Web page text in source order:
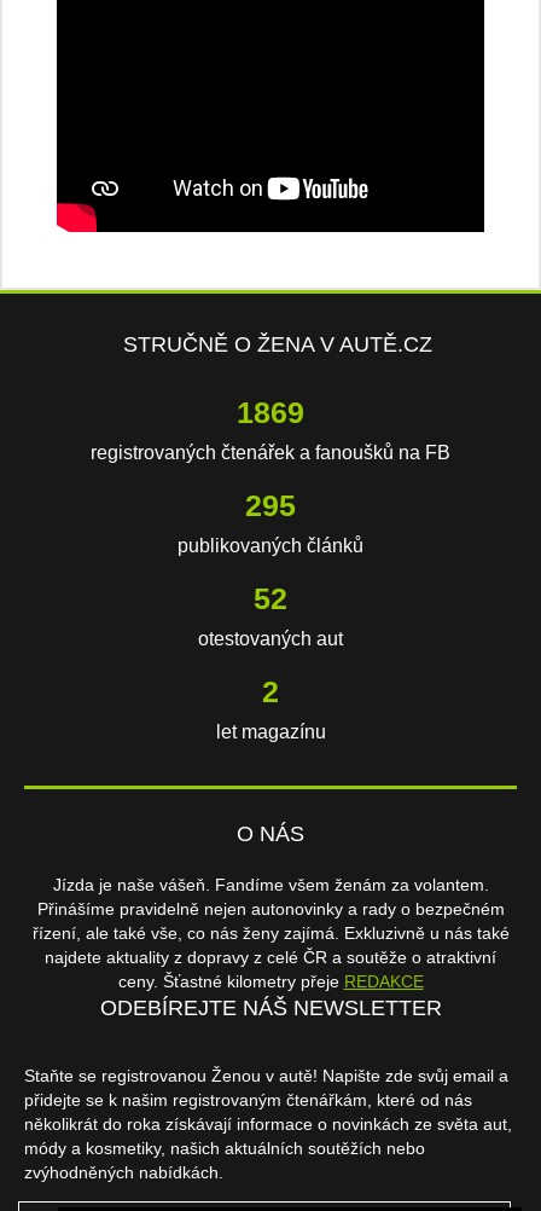
STRUČNĚ O ŽENA V AUTĚ.CZ
2743
registrovaných čtenářek a fanoušků na FB
433
publikovaných článků
76
otestovaných aut
2
let magazínu
O NÁS
Jízda je naše vášeň. Fandíme všem ženám za volantem.
Přinášíme pravidelně nejen autonovinky a rady o bezpečném
řízení, ale také vše, co nás ženy zajímá. Exkluzivně u nás také
najdete aktuality z dopravy z celé ČR a soutěže o atraktivní
ceny. Šťastné kilometry přeje REDAKCE
ODEBÍREJTE NÁŠ NEWSLETTER
Staňte se registrovanou Ženou v autě! Napište zde svůj email a
přidejte se k našim registrovaným čtenářkám, které od nás
několikrát do roka získávají informace o novinkách ze světa aut,
módy a kosmetiky, našich aktuálních soutěžích nebo
zvýhodněných nabídkách.